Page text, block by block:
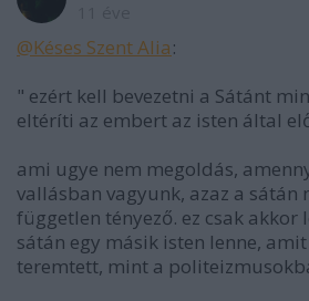
@Késes Szent Alia:
" ezért kell bevezetni a Sátánt
eltéríti az embert az isten által
ami ugye nem megoldás,
vallásban vagyunk, azaz a sátán
független tényező. ez csak akkor
sátán egy másik isten lenne,
teremtett, mint a